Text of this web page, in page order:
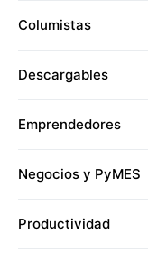
Columistas
Descargables
Emprendedores
Negocios y PyMES
Productividad